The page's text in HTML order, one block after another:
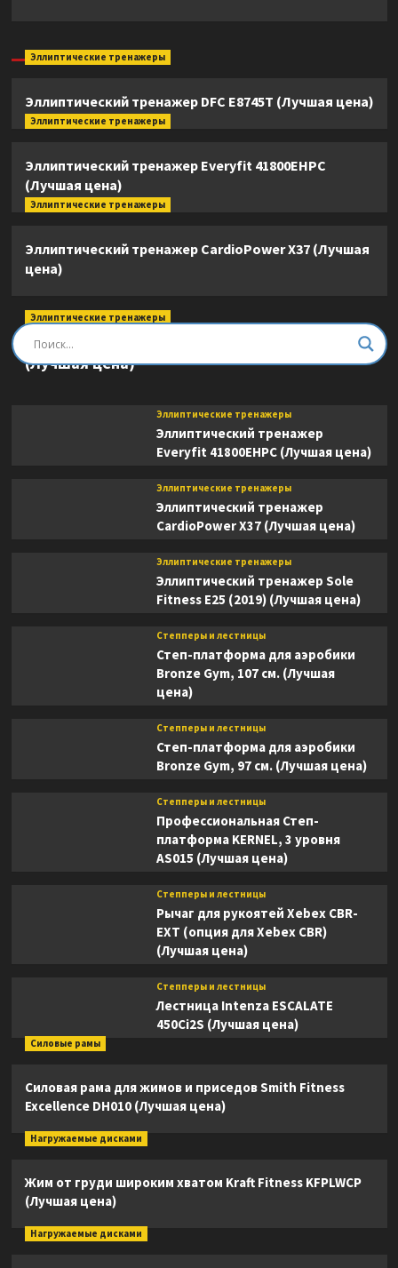
Эллиптические тренажеры
Эллиптический тренажер DFC E8745T (Лучшая цена)
Эллиптические тренажеры
Эллиптический тренажер Everyfit 41800EHPC
(Лучшая цена)
Эллиптические тренажеры
Эллиптический тренажер CardioPower X37 (Лучшая
цена)
Эллиптические тренажеры
Эллиптический тренажер DFC E8745T
(Лучшая цена)
Эллиптические тренажеры
Эллиптический тренажер
Everyfit 41800EHPC (Лучшая цена)
Эллиптические тренажеры
Эллиптический тренажер
CardioPower X37 (Лучшая цена)
Эллиптические тренажеры
Эллиптический тренажер Sole
Fitness E25 (2019) (Лучшая цена)
Степперы и лестницы
Степ-платформа для аэробики
Bronze Gym, 107 см. (Лучшая
цена)
Степперы и лестницы
Степ-платформа для аэробики
Bronze Gym, 97 см. (Лучшая цена)
Степперы и лестницы
Профессиональная Степ-
платформа KERNEL, 3 уровня
AS015 (Лучшая цена)
Степперы и лестницы
Рычаг для рукоятей Xebex CBR-
EXT (опция для Xebex CBR)
(Лучшая цена)
Степперы и лестницы
Лестница Intenza ESCALATE
450Ci2S (Лучшая цена)
Силовые рамы
Силовая рама для жимов и приседов Smith Fitness
Excellence DH010 (Лучшая цена)
Нагружаемые дисками
Жим от груди широким хватом Kraft Fitness KFPLWCP
(Лучшая цена)
Нагружаемые дисками